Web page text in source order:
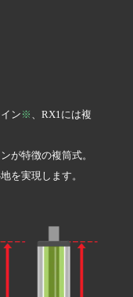
ン ※ 、RX1には複
が特徴の複筒式。
を実現します。